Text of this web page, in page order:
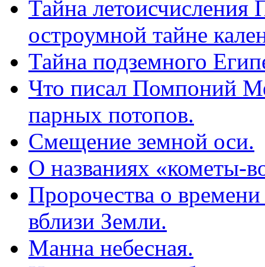
Тайна летоисчисления
остроумной тайне
Тайна подземного
Что писал Помпоний
парных потопов.
Смещение земной оси.
О названиях «кометы-
Пророчества о
вблизи Земли.
Манна небесная.